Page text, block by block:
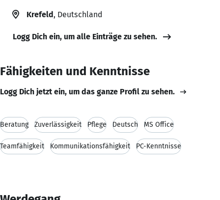
Krefeld, Deutschland
Logg Dich ein, um alle Einträge zu sehen.
Fähigkeiten und Kenntnisse
Logg Dich jetzt ein, um das ganze Profil zu sehen.
Beratung Zuverlässigkeit Pflege Deutsch MS Office
Teamfähigkeit Kommunikationsfähigkeit PC-Kenntnisse